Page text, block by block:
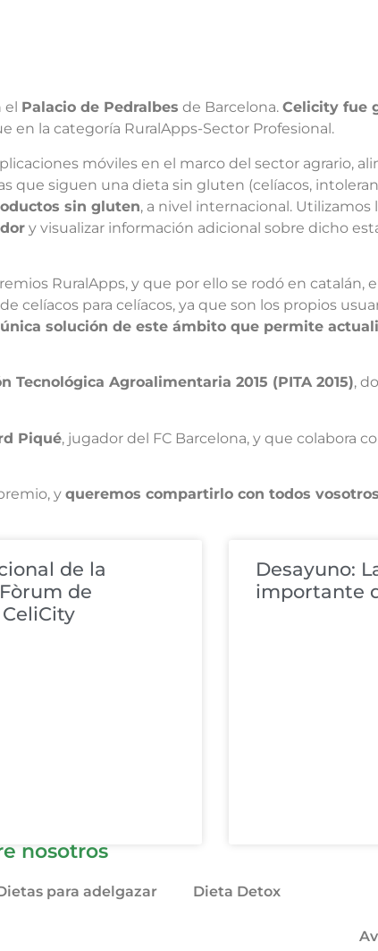
Palacio de Pedralbes de Barcelona. Celicity fue
en la categoría RuralApps-Sector Profesional.
móviles en el marco del sector agrario,
que siguen una dieta sin gluten (celíacos,
sin gluten, a nivel internacional. Utilizamos
y visualizar información adicional sobre dicho
RuralApps, y que por ello se rodó en catalán,
celíacos para celíacos, ya que son los propios
solución de este ámbito que permite
Tecnológica Agroalimentaria 2015 (PITA 2015),
Piqué, jugador del FC Barcelona, y que colabora
y queremos compartirlo con todos vosotros
de la
de
Desayuno:
importante
nosotros
para adelgazar Dieta Detox